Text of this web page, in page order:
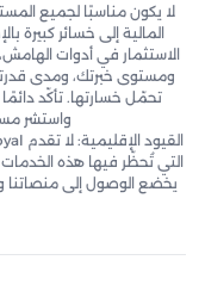
لا يكون مناسبًا لجميع
المالية إلى خسائر كبيرة
الاستثمار في أدوات
ومستوى خبرتك، ومدى
تحمّل خسارتها. تأكّد
واستشر
التي تُحظّر فيها هذه
يخضع الوصول إلى منصاتنا